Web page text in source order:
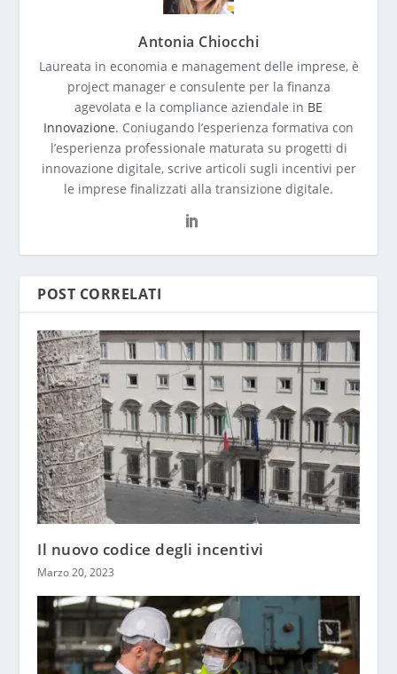
Antonia Chiocchi
Laureata in economia e management delle imprese, è
project manager e consulente per la finanza
agevolata e la compliance aziendale in BE
Innovazione. Coniugando l’esperienza formativa con
l’esperienza professionale maturata su progetti di
innovazione digitale, scrive articoli sugli incentivi per
le imprese finalizzati alla transizione digitale.
POST CORRELATI
Il nuovo codice degli incentivi
Marzo 20, 2023